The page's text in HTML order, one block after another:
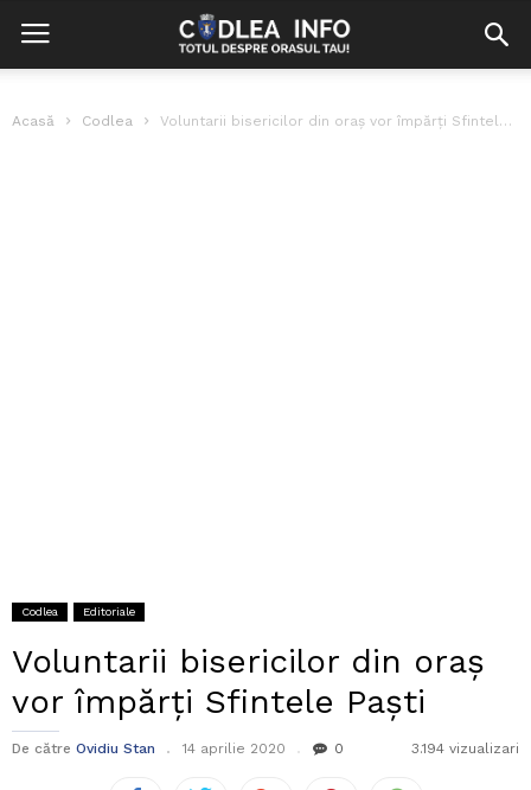
Acasă Codlea Voluntarii bisericilor din oraș vor împărți Sfintele Paști
Codlea Editoriale
Voluntarii bisericilor din oraș
vor împărți Sfintele Paști
De către Ovidiu Stan 14 aprilie 2020 0 3.194 vizualizari